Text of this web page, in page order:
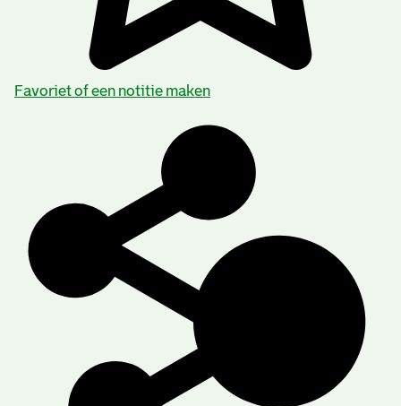
Favoriet of een notitie maken